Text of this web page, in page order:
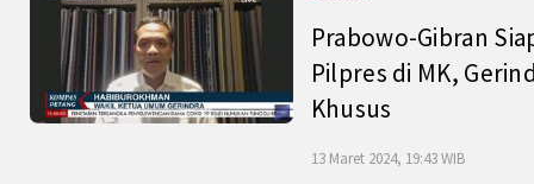
Prabowo-Gibran
Pilpres di MK,
Khusus
13 Maret 2024, 19:43 WIB